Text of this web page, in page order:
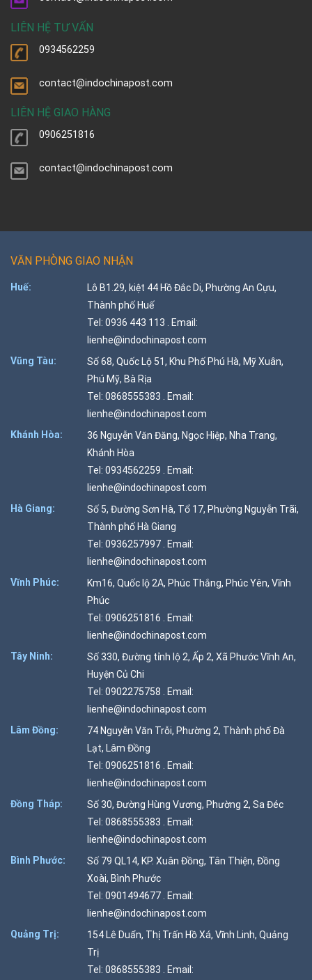
LIÊN HỆ TƯ VẤN
0934562259
contact@indochinapost.com
LIÊN HỆ GIAO HÀNG
0906251816
contact@indochinapost.com
VĂN PHÒNG GIAO NHẬN
Huế:
Lô B1.29, kiệt 44 Hồ Đắc Di, Phường An Cựu,
Thành phố Huế
Tel: 0936 443 113 . Email:
lienhe@indochinapost.com
Vũng Tàu:
Số 68, Quốc Lộ 51, Khu Phố Phú Hà, Mỹ Xuân,
Phú Mỹ, Bà Rịa
Tel: 0868555383 . Email:
lienhe@indochinapost.com
Khánh Hòa:
36 Nguyễn Văn Đăng, Ngọc Hiệp, Nha Trang,
Khánh Hòa
Tel: 0934562259 . Email:
lienhe@indochinapost.com
Hà Giang:
Số 5, Đường Sơn Hà, Tổ 17, Phường Nguyễn Trãi,
Thành phố Hà Giang
Tel: 0936257997 . Email:
lienhe@indochinapost.com
Vĩnh Phúc:
Km16, Quốc lộ 2A, Phúc Thắng, Phúc Yên, Vĩnh
Phúc
Tel: 0906251816 . Email:
lienhe@indochinapost.com
Tây Ninh:
Số 330, Đường tỉnh lộ 2, Ấp 2, Xã Phước Vĩnh An,
Huyện Củ Chi
Tel: 0902275758 . Email:
lienhe@indochinapost.com
Lâm Đồng:
74 Nguyễn Văn Trỗi, Phường 2, Thành phố Đà
Lạt, Lâm Đồng
Tel: 0906251816 . Email:
lienhe@indochinapost.com
Đồng Tháp:
Số 30, Đường Hùng Vương, Phường 2, Sa Đéc
Tel: 0868555383 . Email:
lienhe@indochinapost.com
Bình Phước:
Số 79 QL14, KP. Xuân Đồng, Tân Thiện, Đồng
Xoài, Bình Phước
Tel: 0901494677 . Email:
lienhe@indochinapost.com
Quảng Trị:
154 Lê Duẩn, Thị Trấn Hồ Xá, Vĩnh Linh, Quảng
Trị
Tel: 0868555383 . Email: